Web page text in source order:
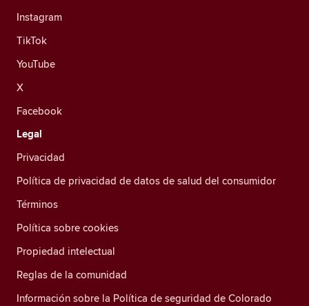
Instagram
TikTok
YouTube
X
Facebook
Legal
Privacidad
Política de privacidad de datos de salud del consumidor
Términos
Política sobre cookies
Propiedad intelectual
Reglas de la comunidad
Información sobre la Política de seguridad de Colorado